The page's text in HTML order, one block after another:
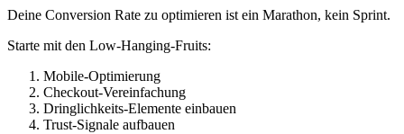
Deine Conversion Rate zu optimieren ist ein Marathon, kein Sprint.
Starte mit den Low-Hanging-Fruits:
Mobile-Optimierung
Checkout-Vereinfachung
Dringlichkeits-Elemente einbauen
Trust-Signale aufbauen